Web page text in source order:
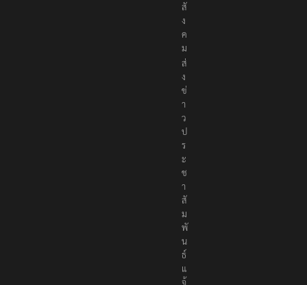
สั
ง
ค
ม
ส่
ง
ข่
า
ว
ป
ร
ะ
ช
า
สั
ม
พั
น
ธ์
แ
จ้